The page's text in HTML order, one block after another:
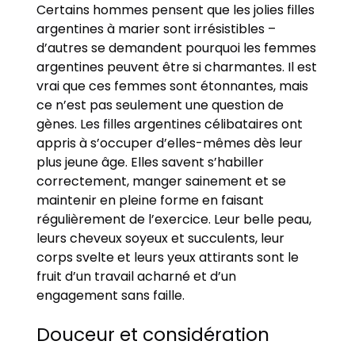
Certains hommes pensent que les jolies filles
argentines à marier sont irrésistibles –
d’autres se demandent pourquoi les femmes
argentines peuvent être si charmantes. Il est
vrai que ces femmes sont étonnantes, mais
ce n’est pas seulement une question de
gènes. Les filles argentines célibataires ont
appris à s’occuper d’elles-mêmes dès leur
plus jeune âge. Elles savent s’habiller
correctement, manger sainement et se
maintenir en pleine forme en faisant
régulièrement de l’exercice. Leur belle peau,
leurs cheveux soyeux et succulents, leur
corps svelte et leurs yeux attirants sont le
fruit d’un travail acharné et d’un
engagement sans faille.
Douceur et considération